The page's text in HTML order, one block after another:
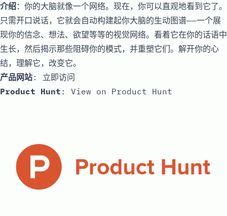
介绍：你的大脑就像一个网络。现在，你可以直观地看到它了。
只需开口说话，它就会自动构建起你大脑的生动图谱——一个展
现你的信念、想法、欲望等等的视觉网络。看着它在你的话语中
生长，然后揭示那些阻碍你的模式，并重塑它们。解开你的心
结，理解它，改变它。
产品网站: 立即访问
Product Hunt : View on Product Hunt